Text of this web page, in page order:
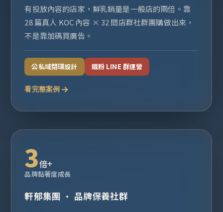
有投放內容的店家，鮮乳銷量是一般店的兩倍。靠
28 篇真人 KOC 內容 × 32 間店群社群團購做出來，
不是靠加碼買廣告。
公私域閉環設計 鐵粉 LINE 群運營
看完整案例
3倍+
品牌黏著度成長
軒郁集團 · 品牌保養社群